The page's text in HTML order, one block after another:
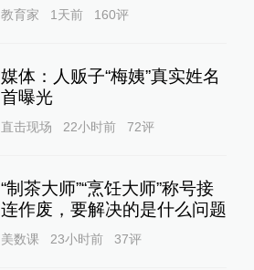
教育家 1天前 160评
媒体：人贩子“梅姨”真实姓名
首曝光
直击现场 22小时前 72评
“制茶大师”“烹饪大师”称号接
连作废，要解决的是什么问题
美数课 23小时前 37评